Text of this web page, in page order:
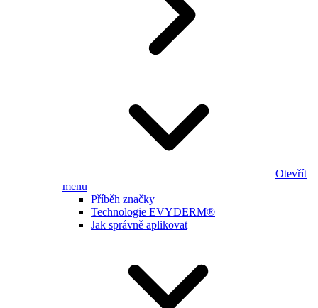
Otevřít
menu
Příběh značky
Technologie EVYDERM®
Jak správně aplikovat